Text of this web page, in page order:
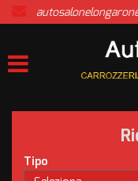
HOME
LISTA VEICOLI
ACQUISTIAMO USATO
ASSISTENZA
Tipo